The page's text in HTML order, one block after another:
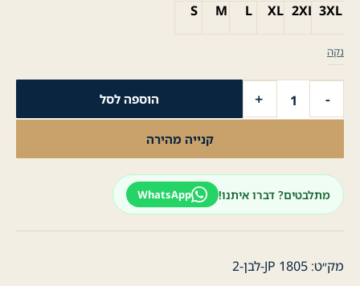
S M L XL 2XL 3XL
נקה
-
של
חולצת
ארוכה
ולוגו
+ הוספה לסל
קנייה מהירה
מתלבטים? דברו איתנו! WhatsApp
מק״ט: JP 1805-לבן-2